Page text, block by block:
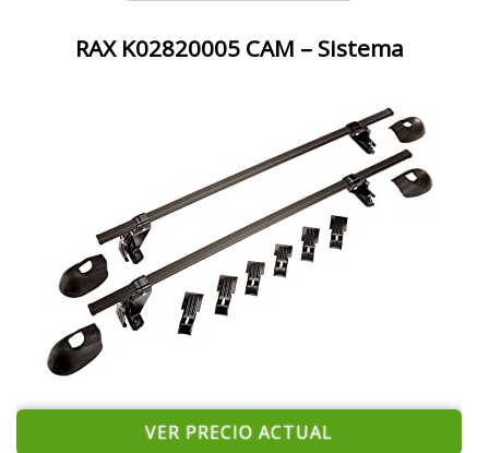
RAX K02820005 CAM – Sistema
VER PRECIO ACTUAL